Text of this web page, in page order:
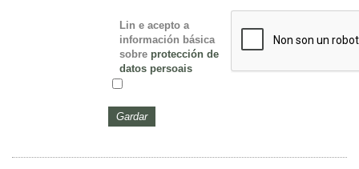
Lin e acepto a
información básica
sobre protección de
datos persoais